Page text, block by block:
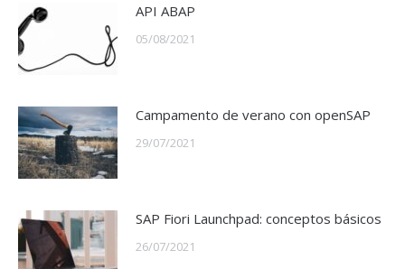
API ABAP
05/08/2021
Campamento de verano con openSAP
29/07/2021
SAP Fiori Launchpad: conceptos básicos
26/07/2021